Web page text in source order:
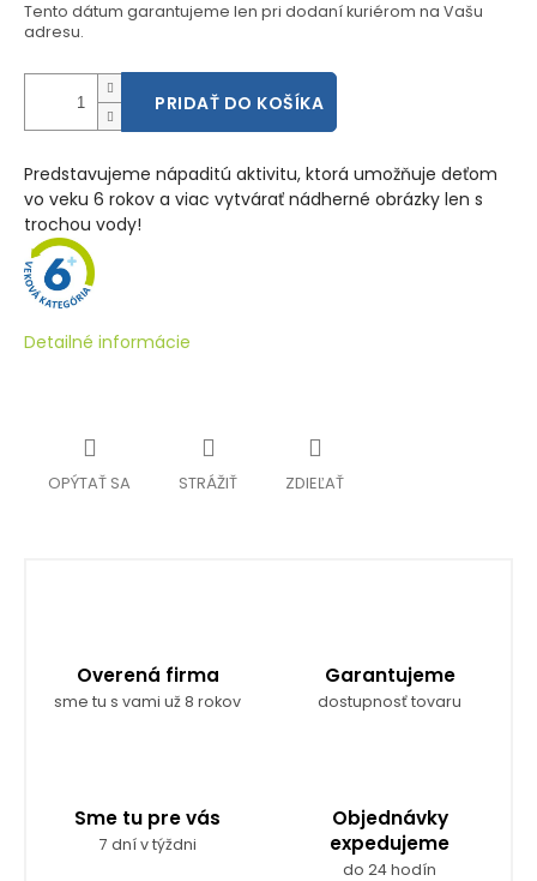
Tento dátum garantujeme len pri dodaní kuriérom na Vašu
adresu.
PRIDAŤ DO KOŠÍKA
Predstavujeme nápaditú aktivitu, ktorá umožňuje deťom
vo veku 6 rokov a viac vytvárať nádherné obrázky len s
trochou vody!
Detailné informácie
OPÝTAŤ SA STRÁŽIŤ ZDIEĽAŤ
Overená firma
sme tu s vami už 8 rokov
Garantujeme
dostupnosť tovaru
Sme tu pre vás
7 dní v týždni
Objednávky
expedujeme
do 24 hodín